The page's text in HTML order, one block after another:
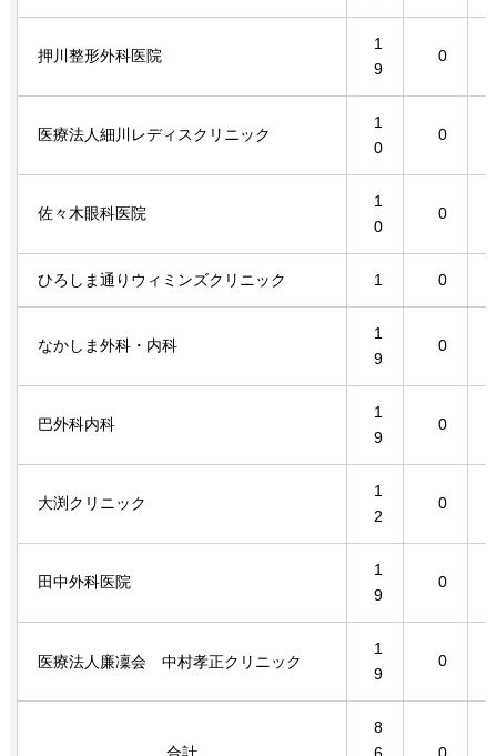
押川整形外科医院
1
9
0
医療法人細川レディスクリニック
1
0
0
佐々木眼科医院
1
0
0
ひろしま通りウィミンズクリニック 1 0
なかしま外科・内科
1
9
0
巴外科内科
1
9
0
大渕クリニック
1
2
0
田中外科医院
1
9
0
医療法人廉凜会 中村孝正クリニック
1
9
0
合計
8
6
0